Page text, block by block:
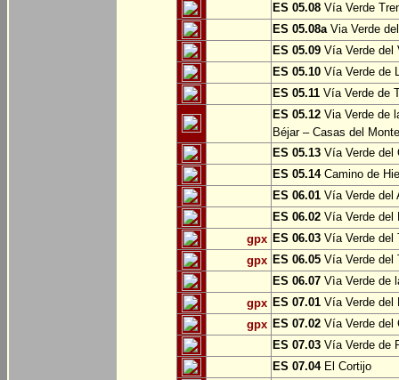
ES 05.08 Vía Verde
ES 05.08aVia Verde
ES 05.09 Vía Verde del
ES 05.10 Vía Verde de
ES 05.11 Vía Verde de
ES 05.12 Via Verde de
Béjar – Casas del Monte
ES 05.13 Vía Verde del
ES 05.14Camino de
ES 06.01 Vía Verde del
ES 06.02 Vía Verde del
gpx ES 06.03 Vía Verde del
gpx ES 06.05 Vía Verde del
ES 06.07 Vìa Verde de
gpx ES 07.01 Vía Verde del
gpx ES 07.02 Vía Verde del
ES 07.03 Vía Verde de
ES 07.04El Cortijo